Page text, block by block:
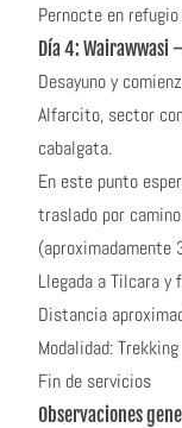
Pernocte en
Día 4:
Desayuno y
Alfarcito, sector
cabalgata.
En este punto
traslado por
(aproximadamente
Llegada a Tilcara y
Distancia
Modalidad: Trekking
Fin de servicios
Observaciones